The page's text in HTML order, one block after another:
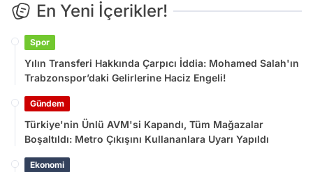
En Yeni İçerikler!
Spor
Yılın Transferi Hakkında Çarpıcı İddia: Mohamed Salah'ın
Trabzonspor’daki Gelirlerine Haciz Engeli!
Gündem
Türkiye'nin Ünlü AVM'si Kapandı, Tüm Mağazalar
Boşaltıldı: Metro Çıkışını Kullananlara Uyarı Yapıldı
Ekonomi